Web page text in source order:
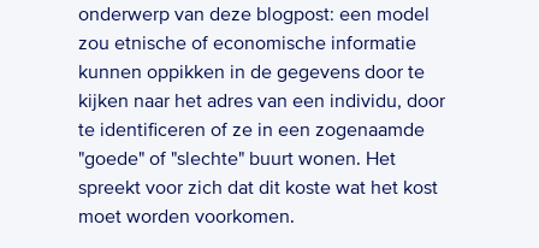
onderwerp van deze blogpost: een model
zou etnische of economische informatie
kunnen oppikken in de gegevens door te
kijken naar het adres van een individu, door
te identificeren of ze in een zogenaamde
"goede" of "slechte" buurt wonen. Het
spreekt voor zich dat dit koste wat het kost
moet worden voorkomen.